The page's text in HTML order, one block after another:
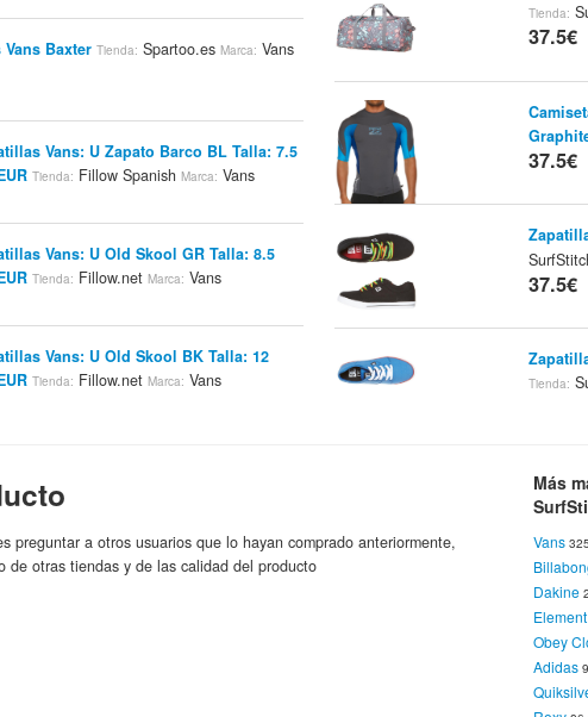
Baxter Tienda: Spartoo.esMarca: Vans
Vans: U Zapato Barco BL Talla: 7.5
Tienda: Fillow SpanishMarca: Vans
Vans: U Old Skool GR Talla: 8.5
Tienda: Fillow.netMarca: Vans
Vans: U Old Skool BK Talla: 12
Tienda: Fillow.netMarca: Vans
EUR
Vans 106V Tienda:Spartoo.esMarca:
Tienda:
37.5€
37.5€
37.5€
Tienda:
Bolso
Tienda:
37.5€
preguntar a otros usuarios que lo hayan comprado anteriormente,
de otras tiendas y de las calidad del producto
Más
Vans
Dakine
Element
Obey
Adidas